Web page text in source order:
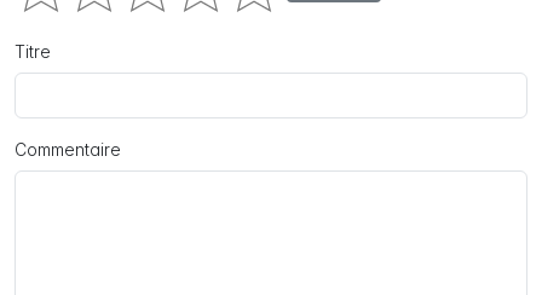
Titre
Commentaire